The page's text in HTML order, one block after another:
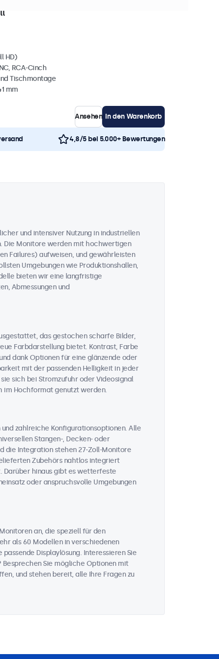
HD)
RCA-Cinch
Tischmontage
mm
Ansehen In den Warenkorb
4,8/5 bei 5.000+ Bewertungen
und intensiver Nutzung in industriellen
Die Monitore werden mit hochwertigen
Failures) aufweisen, und gewährleisten
Umgebungen wie Produktionshallen,
bieten wir eine langfristige
Abmessungen und
das gestochen scharfe Bilder,
Farbdarstellung bietet. Kontrast, Farbe
dank Optionen für eine glänzende oder
mit der passenden Helligkeit in jeder
sich bei Stromzufuhr oder Videosignal
im Hochformat genutzt werden.
zahlreiche Konfigurationsoptionen. Alle
Stangen-, Decken- oder
die Integration stehen 27-Zoll-Monitore
Zubehörs nahtlos integriert
Darüber hinaus gibt es wetterfeste
oder anspruchsvolle Umgebungen
an, die speziell für den
als 60 Modellen in verschiedenen
Displaylösung. Interessieren Sie
Sie mögliche Optionen mit
und stehen bereit, alle Ihre Fragen zu